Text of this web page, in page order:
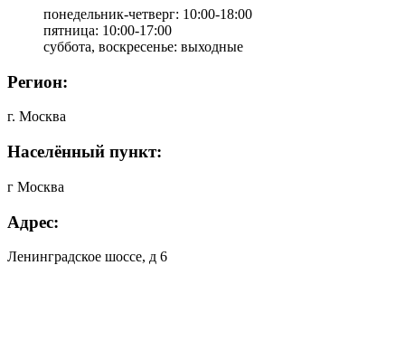
понедельник-четверг: 10:00-18:00
пятница: 10:00-17:00
суббота, воскресенье: выходные
Регион:
г. Москва
Населённый пункт:
г Москва
Адрес:
Ленинградское шоссе, д 6